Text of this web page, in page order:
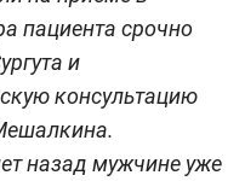
пациента срочно
и
консультацию
назад мужчине уже